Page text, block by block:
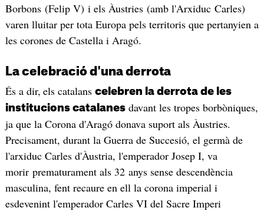
Borbons (Felip V) i els Àustries (amb l'Arxiduc Carles)
varen lluitar per tota Europa pels territoris que pertanyien a
les corones de Castella i Aragó.
La celebració d'una derrota
És a dir, els catalans celebren la derrota de les
institucions catalanesdavant les tropes borbòniques,
ja que la Corona d'Aragó donava suport als Àustries.
Precisament, durant la Guerra de Succesió, el germà de
l'arxiduc Carles d'Àustria, l'emperador Josep I, va
morir prematurament als 32 anys sense descendència
masculina, fent recaure en ell la corona imperial i
esdevenint l'emperador Carles VI del Sacre Imperi